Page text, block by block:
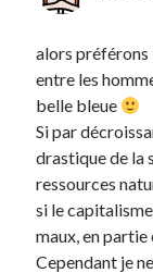
alors
entre les
belle bleue
Si par
drastique de la
ressources
si le
maux, en
Cependant je